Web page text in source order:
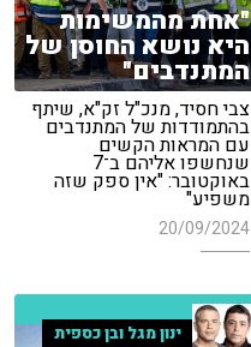
"אחת מהמשימות
היא נושא החוסן של
המתנדבים"
צבי חסיד, מנכ"ל זק"א, שיתף
בהתמודדות של המתנדבים
עם המראות הקשים
שנחשפו אליהם ב־7
באוקטובר: "אין ספק שזה
משפיע"
20/09/2024
ינון מגל ובן כספית